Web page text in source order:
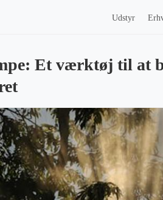
Udstyr
Et værktøj til at